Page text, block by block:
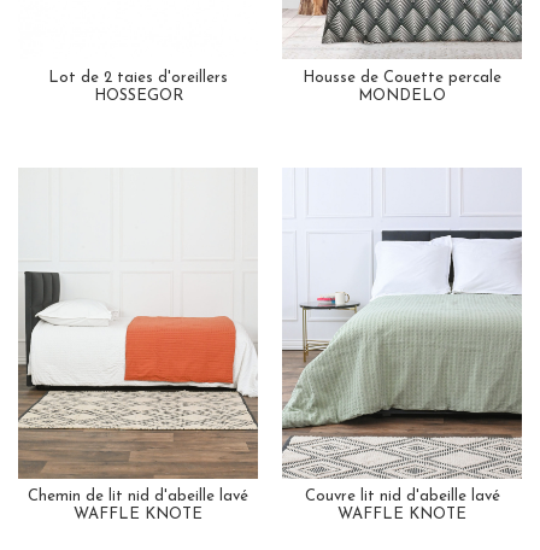
Lot de 2 taies d'oreillers
HOSSEGOR
Housse de Couette percale
MONDELO
Chemin de lit nid d'abeille lavé
WAFFLE KNOTE
Couvre lit nid d'abeille lavé
WAFFLE KNOTE